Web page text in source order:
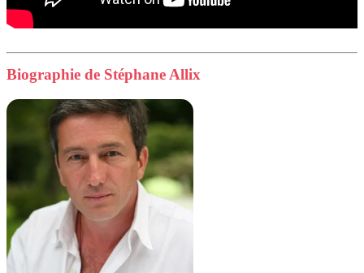
Biographie de Stéphane Allix